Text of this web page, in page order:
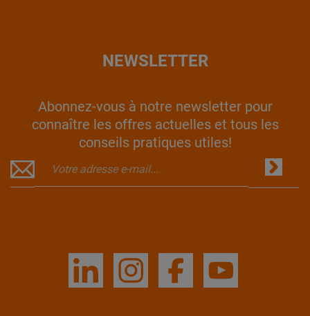
NEWSLETTER
Abonnez-vous à notre newsletter pour
connaître les offres actuelles et tous les
conseils pratiques utiles!